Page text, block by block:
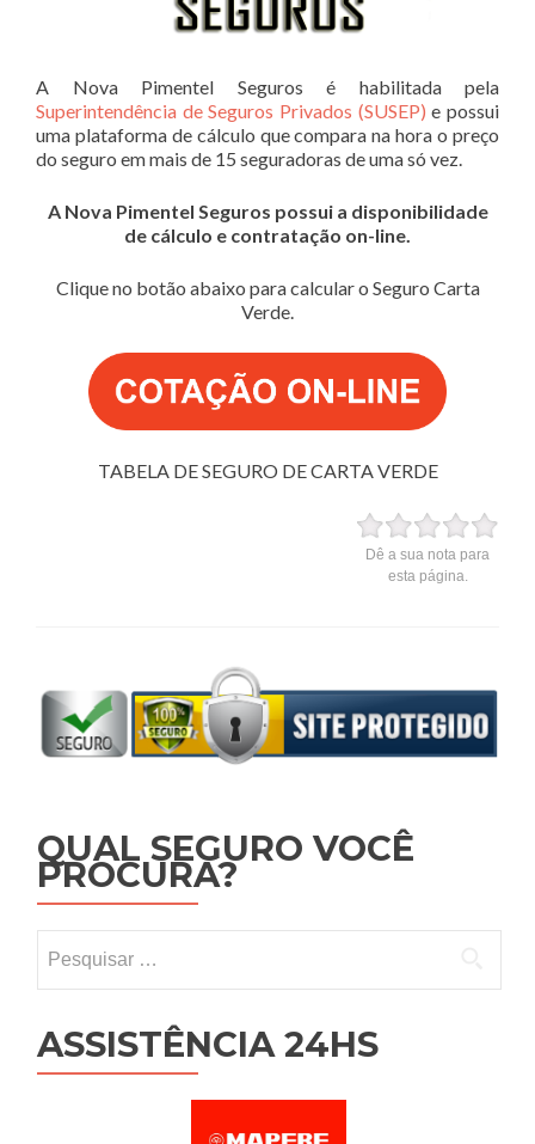
A Nova Pimentel Seguros é habilitada pela
Superintendência de Seguros Privados (SUSEP) e possui
uma plataforma de cálculo que compara na hora o preço
do seguro em mais de 15 seguradoras de uma só vez.
A Nova Pimentel Seguros possui a disponibilidade
de cálculo e contratação on-line.
Clique no botão abaixo para calcular o Seguro Carta
Verde.
TABELA DE SEGURO DE CARTA VERDE
Dê a sua nota para
esta página.
QUAL SEGURO VOCÊ
PROCURA?
ASSISTÊNCIA 24HS